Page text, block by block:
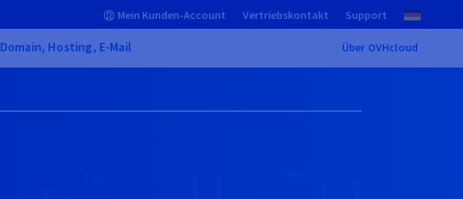
Mein Kunden-Account Vertriebskontakt Support
Domain, Hosting, E-Mail Über OVHcloud